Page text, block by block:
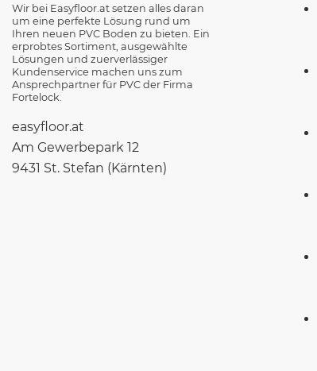
Wir bei Easyfloor.at setzen alles daran
um eine perfekte Lösung rund um
Ihren neuen PVC Boden zu bieten. Ein
erprobtes Sortiment, ausgewählte
Lösungen und zuerverlässiger
Kundenservice machen uns zum
Ansprechpartner für PVC der Firma
Fortelock.
easyfloor.at
Am Gewerbepark 12
9431 St. Stefan (Kärnten)